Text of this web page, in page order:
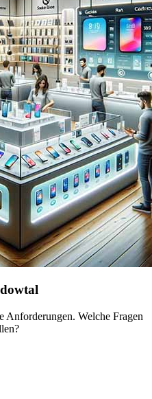
Anforderungen. Welche Fragen